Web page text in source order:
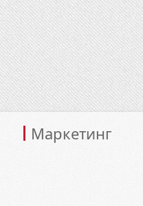
Маркетинг